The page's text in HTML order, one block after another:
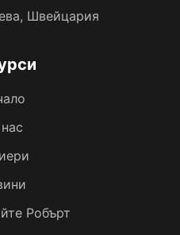
Швейцария
Робърт